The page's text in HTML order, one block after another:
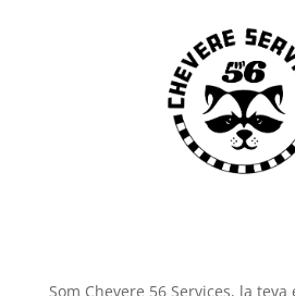
Som Chevere 56 Services, la teva